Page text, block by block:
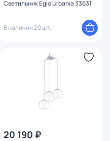
Светильник Eglo Urbania 33631
В наличии 20 шт.
20 190 ₽